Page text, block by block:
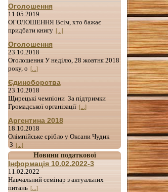
Оголошення
11.05.2019
ОГОЛОШЕННЯ Всім, хто бажає
придбати книгу [...]
Оголошення
23.10.2018
Оголошення У неділю, 28 жовтня 2018
року, о [...]
Єдиноборства
23.10.2018
Щирецькі чемпіони За підтримки
Громадської організації [...]
Аргентина 2018
18.10.2018
Олімпійське срібло у Оксани Чудик
З [...]
Новини податкової
Інформація 10.02.2022-3
11.02.2022
Навчальний семінар з актуальних
питань [...]